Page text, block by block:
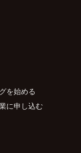
を始める
に申し込む